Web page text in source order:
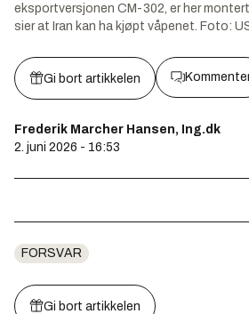
eksportversjonen CM-302, er her
sier at Iran kan ha kjøpt våpenet. Foto:
Gi bort artikkelen
Frederik Marcher Hansen, Ing.dk
2. juni 2026 - 16:53
FORSVAR
Gi bort artikkelen